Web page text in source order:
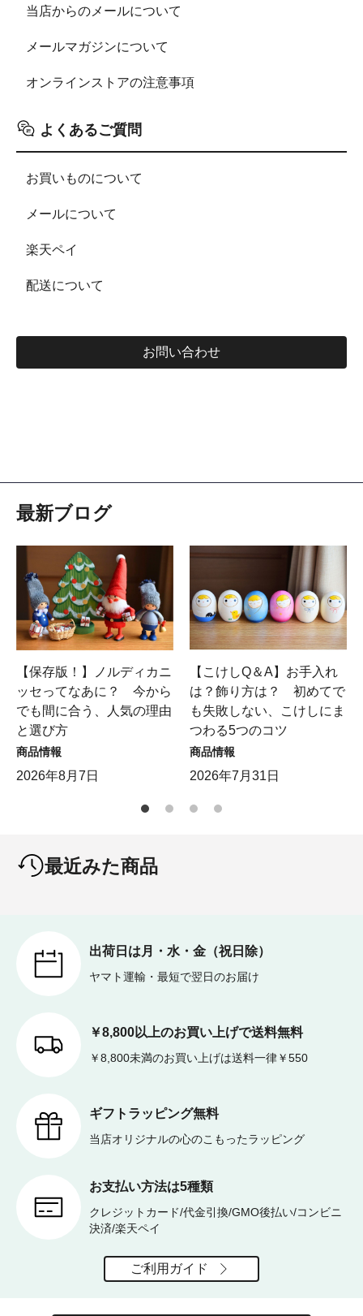
当店からのメールについて
メールマガジンについて
オンラインストアの注意事項
よくあるご質問
お買いものについて
メールについて
楽天ペイ
配送について
お問い合わせ
最新ブログ
【保存版！】ノルディカニ
ッセってなあに？ 今から
でも間に合う、人気の理由
と選び方
商品情報
2026年8月7日
【こけしQ＆A】お手入れ
は？飾り方は？ 初めてで
も失敗しない、こけしにま
つわる5つのコツ
商品情報
2026年7月31日
最近みた商品
出荷日は月・水・金（祝日除）
ヤマト運輸・最短で翌日のお届け
￥8,800以上のお買い上げで送料無料
￥8,800未満のお買い上げは送料一律￥550
ギフトラッピング無料
当店オリジナルの心のこもったラッピング
お支払い方法は5種類
クレジットカード/代金引換/GMO後払い/コンビニ
決済/楽天ペイ
ご利用ガイド